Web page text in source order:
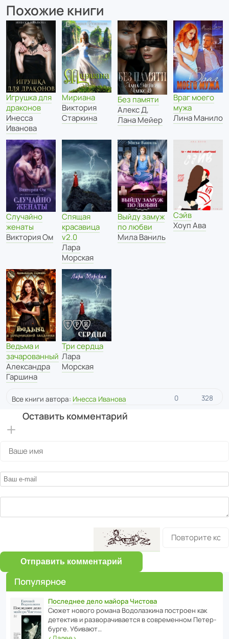
Похожие книги
Игрушка для
драконов
Инесса
Иванова
Мириана
Виктория
Старкина
Без памяти
Алекс Д,
Лана Мейер
Враг моего
мужа
Лина Манило
Случайно
женаты
Виктория Ом
Спящая
красавица
v2.0
Лара
Морская
Выйду замуж
по любви
Мила Ваниль
Сэйв
Хоуп Ава
Ведьма и
зачарованный
Александра
Гаршина
Три сердца
Лара
Морская
Все книги автора: Инесса Иванова 0 328
Оставить комментарий
Отправить комментарий
Популярное
Последнее дело майора Чистова
Сюжет нового романа Водо­ла­з­кина пост­роен как
дете­ктив и разво­ра­чи­ва­ется в совре­менном Пете­р­
бурге. Убивают…